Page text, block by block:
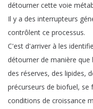
détourner cette voie
Il y a des interrupteurs
contrôlent ce processus.
C'est d'arriver à les
détourner de manière que
des réserves, des lipides,
précurseurs de biofuel, se
conditions de croissance